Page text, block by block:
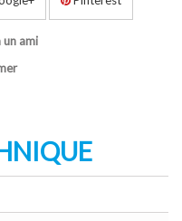
un ami